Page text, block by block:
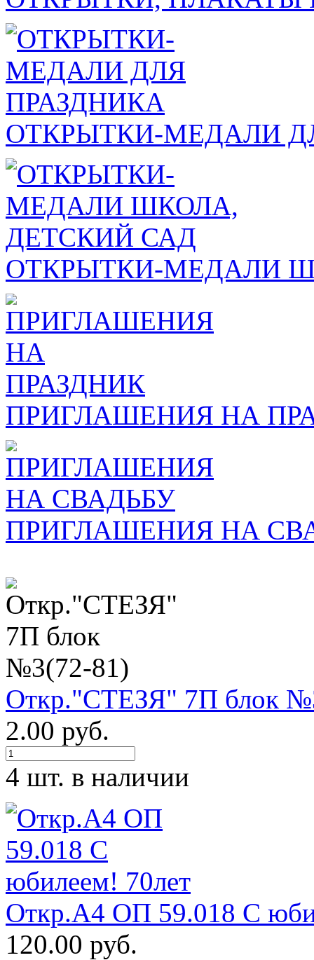
ОТКРЫТКИ-МЕДАЛИ
ОТКРЫТКИ-МЕДАЛИ
ПРИГЛАШЕНИЯ НА
ПРИГЛАШЕНИЯ НА
Откр."СТЕЗЯ" 7П блок
2.00 руб.
4 шт. в наличии
Откр.А4 ОП 59.018 С
120.00 руб.